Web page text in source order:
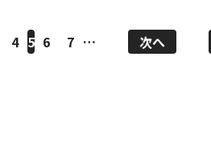
4 5 6 7 … 次へ